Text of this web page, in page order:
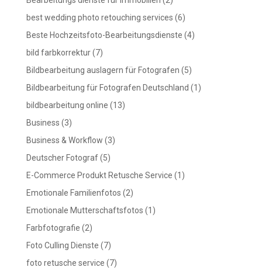
best wedding photo retouching services (6)
Beste Hochzeitsfoto-Bearbeitungsdienste (4)
bild farbkorrektur(7)
Bildbearbeitung auslagern für Fotografen (5)
Bildbearbeitung für Fotografen Deutschland (1)
bildbearbeitung online (13)
Business (3)
Business & Workflow (3)
Deutscher Fotograf(5)
E-Commerce Produkt Retusche Service (1)
Emotionale Familienfotos (2)
Emotionale Mutterschaftsfotos (1)
Farbfotografie (2)
Foto Culling Dienste (7)
foto retusche service (7)